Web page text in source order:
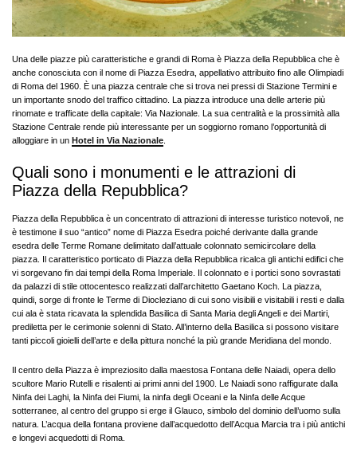
Una delle piazze più caratteristiche e grandi di Roma è Piazza della Repubblica che è
anche conosciuta con il nome di Piazza Esedra, appellativo attribuito fino alle Olimpiadi
di Roma del 1960. È una piazza centrale che si trova nei pressi di Stazione Termini e
un importante snodo del traffico cittadino. La piazza introduce una delle arterie più
rinomate e trafficate della capitale: Via Nazionale. La sua centralità e la prossimità alla
Stazione Centrale rende più interessante per un soggiorno romano l’opportunità di
alloggiare in un Hotel in Via Nazionale.
Quali sono i monumenti e le attrazioni di
Piazza della Repubblica?
Piazza della Repubblica è un concentrato di attrazioni di interesse turistico notevoli, ne
è testimone il suo “antico” nome di Piazza Esedra poiché derivante dalla grande
esedra delle Terme Romane delimitato dall’attuale colonnato semicircolare della
piazza. Il caratteristico porticato di Piazza della Repubblica ricalca gli antichi edifici che
vi sorgevano fin dai tempi della Roma Imperiale. Il colonnato e i portici sono sovrastati
da palazzi di stile ottocentesco realizzati dall’architetto Gaetano Koch. La piazza,
quindi, sorge di fronte le Terme di Diocleziano di cui sono visibili e visitabili i resti e dalla
cui ala è stata ricavata la splendida Basilica di Santa Maria degli Angeli e dei Martiri,
prediletta per le cerimonie solenni di Stato. All’interno della Basilica si possono visitare
tanti piccoli gioielli dell’arte e della pittura nonché la più grande Meridiana del mondo.
Il centro della Piazza è impreziosito dalla maestosa Fontana delle Naiadi, opera dello
scultore Mario Rutelli e risalenti ai primi anni del 1900. Le Naiadi sono raffigurate dalla
Ninfa dei Laghi, la Ninfa dei Fiumi, la ninfa degli Oceani e la Ninfa delle Acque
sotterranee, al centro del gruppo si erge il Glauco, simbolo del dominio dell’uomo sulla
natura. L’acqua della fontana proviene dall’acquedotto dell’Acqua Marcia tra i più antichi
e longevi acquedotti di Roma.